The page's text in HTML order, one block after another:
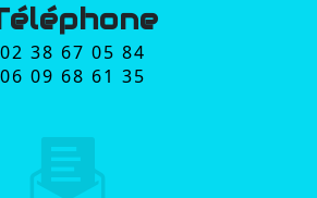
02 38 67 05 84
06 09 68 61 35